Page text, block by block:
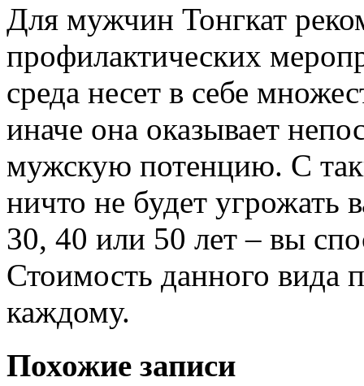
Для мужчин Тонгкат
профилактических
среда несет в себе
иначе она оказывает
мужскую потенцию. С
ничто не будет угрожать
30, 40 или 50 лет – вы
Стоимость данного вида
каждому.
Похожие записи